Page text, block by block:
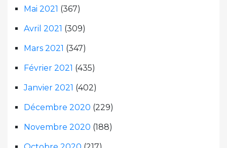
Mai 2021 (367)
Avril 2021 (309)
Mars 2021 (347)
Février 2021 (435)
Janvier 2021 (402)
Décembre 2020 (229)
Novembre 2020 (188)